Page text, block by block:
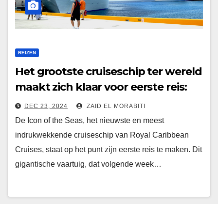
REIZEN
Het grootste cruiseschip ter wereld
maakt zich klaar voor eerste reis:
Icon of the Seas stelt nieuwe
standaard in luxe
DEC 23, 2024 ZAID EL MORABITI
De Icon of the Seas, het nieuwste en meest
indrukwekkende cruiseschip van Royal Caribbean
Cruises, staat op het punt zijn eerste reis te maken. Dit
gigantische vaartuig, dat volgende week…